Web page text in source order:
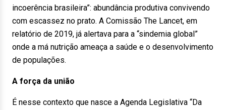
incoerência brasileira”: abundância produtiva convivendo
com escassez no prato. A Comissão The Lancet, em
relatório de 2019, já alertava para a “sindemia global”
onde a má nutrição ameaça a saúde e o desenvolvimento
de populações.
A força da união
É nesse contexto que nasce a Agenda Legislativa “Da